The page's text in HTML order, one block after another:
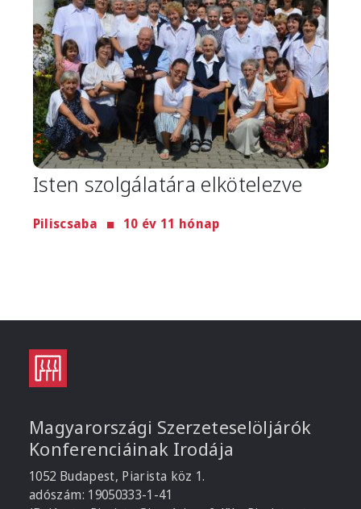
Isten szolgálatára elkötelezve
Piliscsaba 10 év 11 hónap
Magyarországi Szerzeteselöljárók
Konferenciáinak Irodája
1052 Budapest, Piarista köz 1.
adószám: 19050333-1-41